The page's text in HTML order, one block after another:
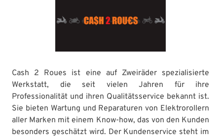
Cash 2 Roues ist eine auf Zweiräder spezialisierte
Werkstatt, die seit vielen Jahren für ihre
Professionalität und ihren Qualitätsservice bekannt ist.
Sie bieten Wartung und Reparaturen von Elektrorollern
aller Marken mit einem Know-how, das von den Kunden
besonders geschätzt wird. Der Kundenservice steht im